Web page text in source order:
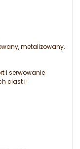
metalizowany,
i serwowanie
ciast i